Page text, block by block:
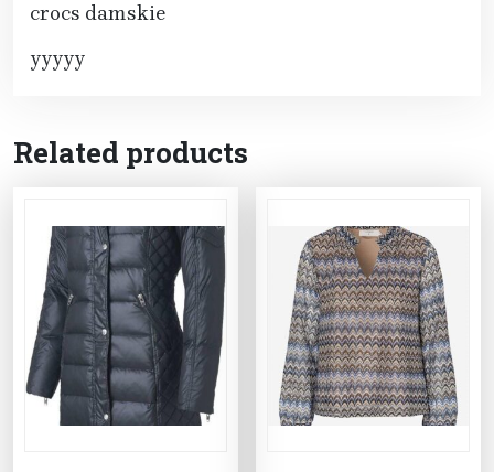
crocs damskie
yyyyy
Related products